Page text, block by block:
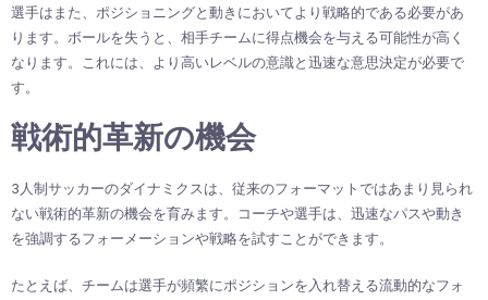
選手はまた、ポジショニングと動きにおいてより戦略的である必要があ
ります。ボールを失うと、相手チームに得点機会を与える可能性が高く
なります。これには、より高いレベルの意識と迅速な意思決定が必要で
す。
戦術的革新の機会
3人制サッカーのダイナミクスは、従来のフォーマットではあまり見られ
ない戦術的革新の機会を育みます。コーチや選手は、迅速なパスや動き
を強調するフォーメーションや戦略を試すことができます。
たとえば、チームは選手が頻繁にポジションを入れ替える流動的なフォ